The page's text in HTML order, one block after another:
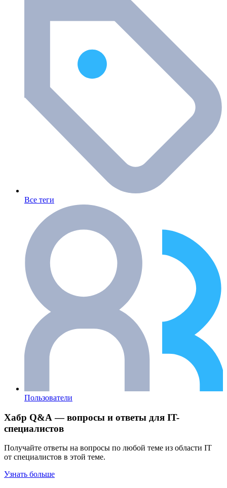
Все теги
Пользователи
Хабр Q&A — вопросы и ответы для IT-
специалистов
Получайте ответы на вопросы по любой теме из области IT
от специалистов в этой теме.
Узнать больше